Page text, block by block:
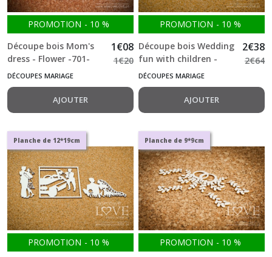
PROMOTION - 10 %
Découpe bois Mom's
dress - Flower -701-
1€08
1€20
DÉCOUPES MARIAGE
AJOUTER
PROMOTION - 10 %
Découpe bois Wedding
fun with children -
Beautiful Moments
2€38
2€64
DÉCOUPES MARIAGE
AJOUTER
Planche de 12*19cm
PROMOTION - 10 %
Planche de 9*9cm
PROMOTION - 10 %